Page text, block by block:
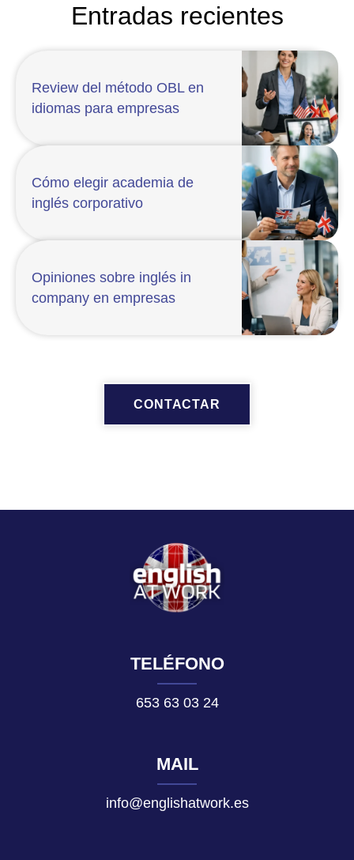
Entradas recientes
Review del método OBL en
idiomas para empresas
Cómo elegir academia de
inglés corporativo
Opiniones sobre inglés in
company en empresas
CONTACTAR
TELÉFONO
653 63 03 24
MAIL
info@englishatwork.es